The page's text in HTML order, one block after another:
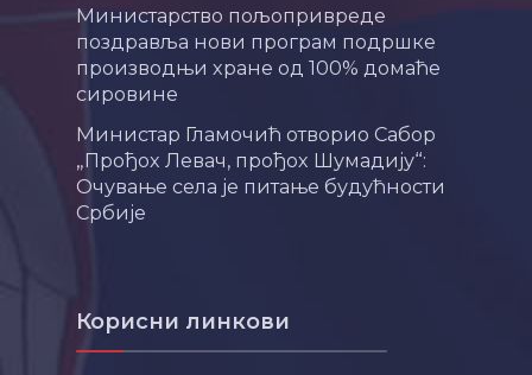
Министарство пољопривреде
поздравља нови програм подршке
производњи хране од 100% домаће
сировине
Министар Гламочић отворио Сабор
„Прођох Левач, прођох Шумадију“:
Очување села је питање будућности
Србије
Корисни линкови